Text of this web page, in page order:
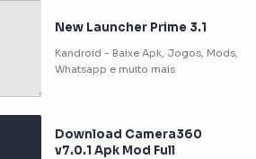
New Launcher Prime 3.1
Download Camera360
v7.0.1 Apk Mod Full